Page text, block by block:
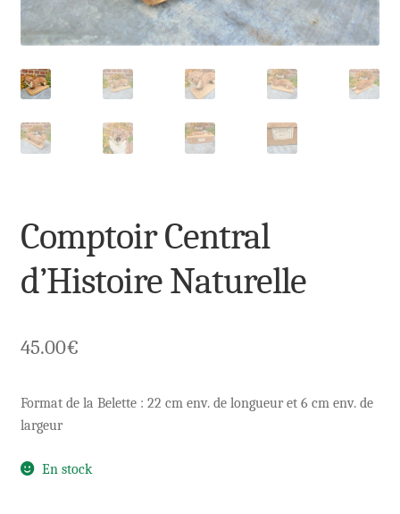
Comptoir Central
d’Histoire Naturelle
45.00€
Format de la Belette : 22 cm env. de longueur et 6 cm env. de
largeur
En stock